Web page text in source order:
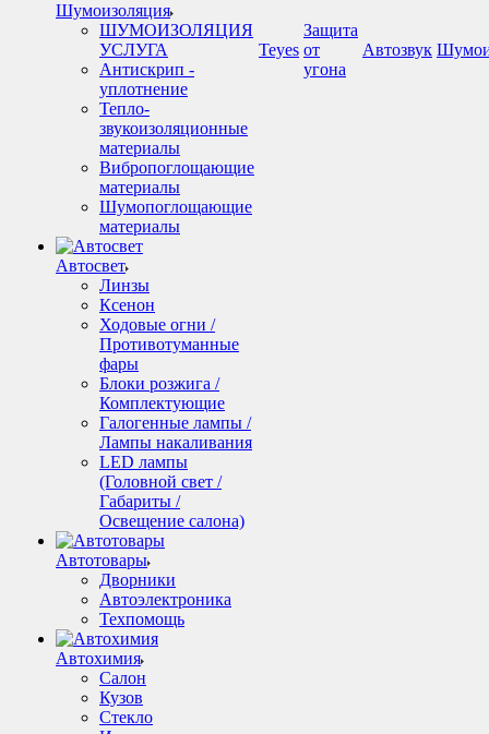
Шумоизоляция
ШУМОИЗОЛЯЦИЯ
УСЛУГА
Антискрип -
уплотнение
Тепло-
звукоизоляционные
материалы
Вибропоглощающие
материалы
Шумопоглощающие
материалы
Автосвет
Линзы
Ксенон
Ходовые огни /
Противотуманные
фары
Блоки розжига /
Комплектующие
Галогенные лампы /
Лампы накаливания
LED лампы
(Головной свет /
Габариты /
Освещение салона)
Автотовары
Дворники
Автоэлектроника
Техпомощь
Автохимия
Салон
Кузов
Стекло
Teyes
Защита
от
угона
Автозвук